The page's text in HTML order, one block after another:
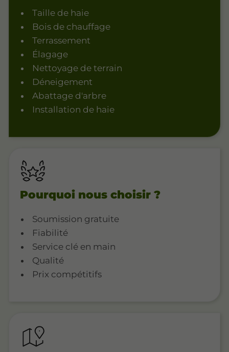
Taille de haie
Bois de chauffage
Terrassement
Élagage
Nettoyage de terrain
Déneigement
Abattage d'arbre
Installation de haie
Pourquoi nous choisir ?
Soumission gratuite
Fiabilité
Service clé en main
Qualité
Prix compétitifs